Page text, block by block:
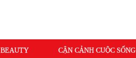
CẬN CẢNH CUỘC SỐNG